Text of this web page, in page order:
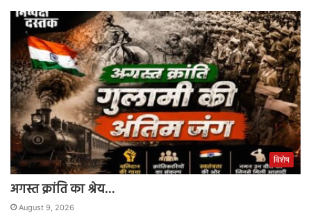
विशेष
अगस्त क्रांति का श्रेय…
August 9, 2026